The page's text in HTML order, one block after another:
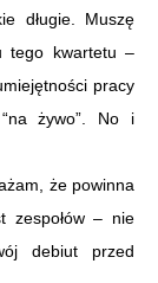
długie. Muszę
tego kwartetu –
pracy
żywo”. No i
że powinna
zespołów – nie
debiut przed